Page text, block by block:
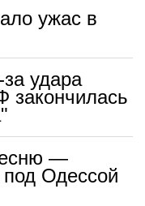
ужас в
удара
закончилась
—
Одессой